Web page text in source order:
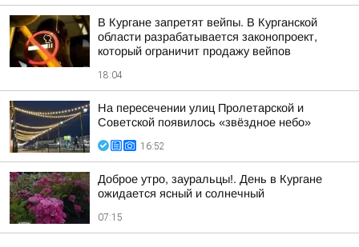
В Кургане запретят вейпы. В Курганской
области разрабатывается законопроект,
который ограничит продажу вейпов
18:04
На пересечении улиц Пролетарской и
Советской появилось «звёздное небо»
16:52
Доброе утро, зауральцы!. День в Кургане
ожидается ясный и солнечный
07:15